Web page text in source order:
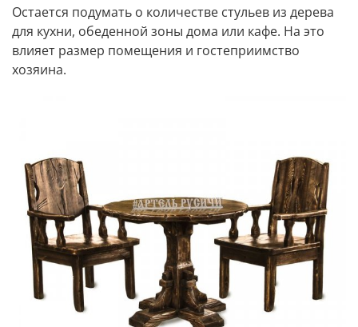
Остается подумать о количестве стульев из дерева
для кухни, обеденной зоны дома или кафе. На это
влияет размер помещения и гостеприимство
хозяина.